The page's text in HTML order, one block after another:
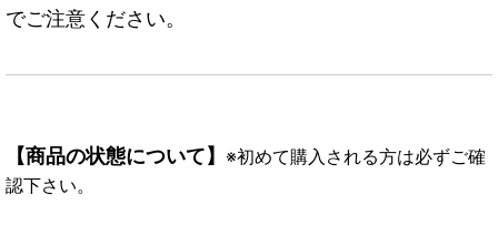
でご注意ください。
【商品の状態について】 ※初めて購入される方は必ずご確
認下さい。